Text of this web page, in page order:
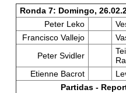
Ronda 7: Domingo,
Peter Leko
Francisco Vallejo
Peter Svidler
Etienne Bacrot
Partidas -